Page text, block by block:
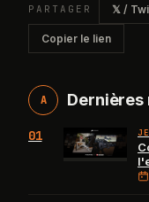
PARTAGER 𝕏 /
Copier le lien
A Dernières
01